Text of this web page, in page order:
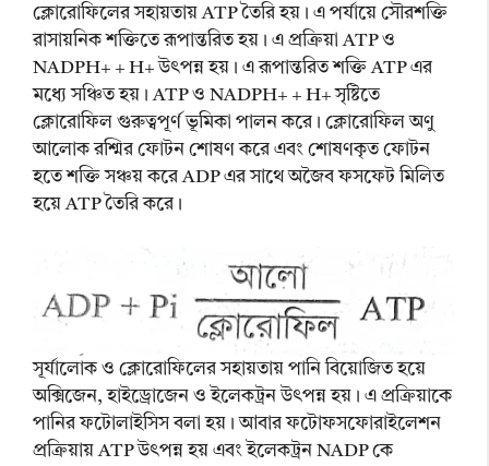
ক্লোরোফিলের সহায়তায় ATP তৈরি হয়। এ পর্যায়ে সৌরশক্তি
রাসায়নিক শক্তিতে রূপান্তরিত হয়। এ প্রক্রিয়া ATP ও
NADPH+ + H+ উৎপন্ন হয়। এ রূপান্তরিত শক্তি ATP এর
মধ্যে সঞ্চিত হয়। ATP ও NADPH+ + H+ সৃষ্টিতে
ক্লোরোফিল গুরুত্বপূর্ণ ভূমিকা পালন করে। ক্লোরোফিল অণু
আলোক রশ্মির ফোটন শোষণ করে এবং শোষণকৃত ফোটন
হতে শক্তি সঞ্চয় করে ADP এর সাথে অজৈব ফসফেট মিলিত
হয়ে ATP তৈরি করে।
সূর্যালোক ও ক্লোরোফিলের সহায়তায় পানি বিয়োজিত হয়ে
অক্সিজেন, হাইড্রোজেন ও ইলেকট্রন উৎপন্ন হয়। এ প্রক্রিয়াকে
পানির ফটোলাইসিস বলা হয়। আবার ফটোফসফোরাইলেশন
প্রক্রিয়ায় ATP উৎপন্ন হয় এবং ইলেকট্রন NADP কে